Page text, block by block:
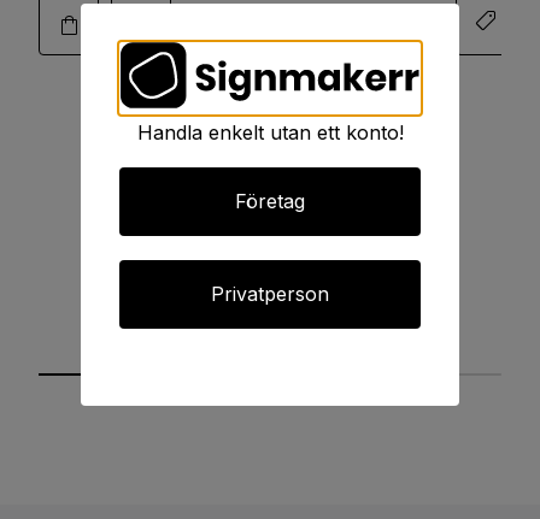
Handla enkelt utan ett konto!
Företag
Privatperson